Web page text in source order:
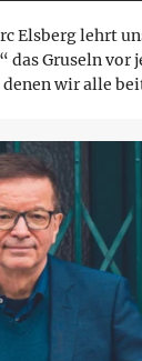
Elsberg lehrt
das Gruseln vor
wir alle